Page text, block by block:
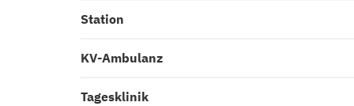
Station
KV-Ambulanz
Tagesklinik